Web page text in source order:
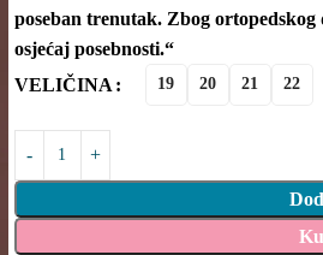
poseban trenutak. Zbog
osjećaj posebnosti.“
VELIČINA
19 20 21 22